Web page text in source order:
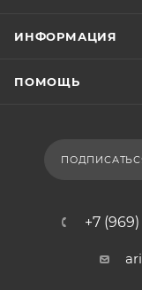
ИНФОРМАЦИЯ
ПОМОЩЬ
+7